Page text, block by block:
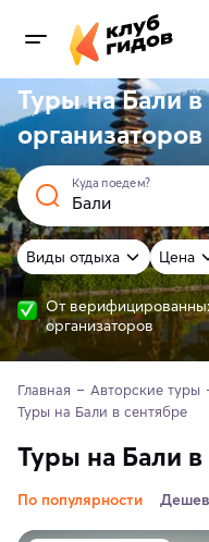
Туры на Бали
организаторов
Куда поедем?
Виды отдыха Цена
От
организаторов
Главная Авторские туры
Туры на Бали в сентябре
Туры на Бали в
По популярности